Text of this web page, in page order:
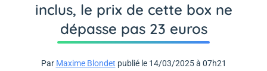
inclus, le prix de cette box ne
dépasse pas 23 euros
Par Maxime Blondet publié le 14/03/2025 à 07h21